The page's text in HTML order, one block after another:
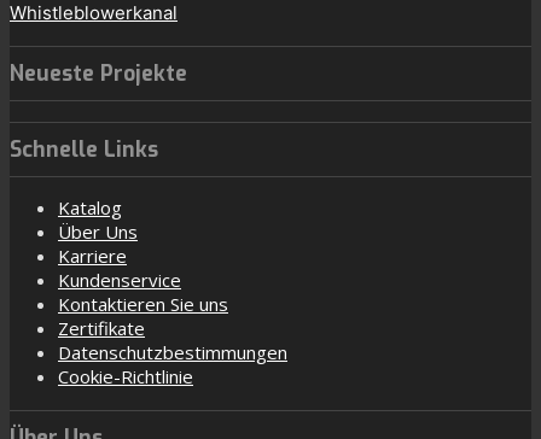
Whistleblowerkanal
Neueste Projekte
Schnelle Links
Katalog
Über Uns
Karriere
Kundenservice
Kontaktieren Sie uns
Zertifikate
Datenschutzbestimmungen
Cookie-Richtlinie